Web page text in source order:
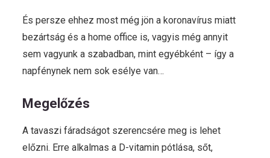
És persze ehhez most még jön a koronavírus miatt
bezártság és a home office is, vagyis még annyit
sem vagyunk a szabadban, mint egyébként – így a
napfénynek nem sok esélye van…
Megelőzés
A tavaszi fáradságot szerencsére meg is lehet
előzni. Erre alkalmas a D-vitamin pótlása, sőt,